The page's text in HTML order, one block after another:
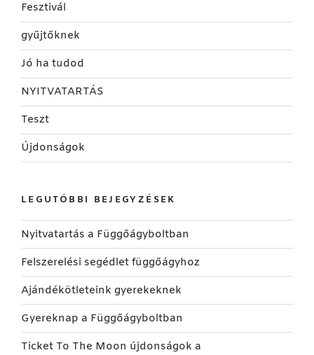
Fesztivál
gyűjtőknek
Jó ha tudod
NYITVATARTÁS
Teszt
Újdonságok
LEGUTÓBBI BEJEGYZÉSEK
Nyitvatartás a Függőágyboltban
Felszerelési segédlet függőágyhoz
Ajándékötleteink gyerekeknek
Gyereknap a Függőágyboltban
Ticket To The Moon újdonságok a